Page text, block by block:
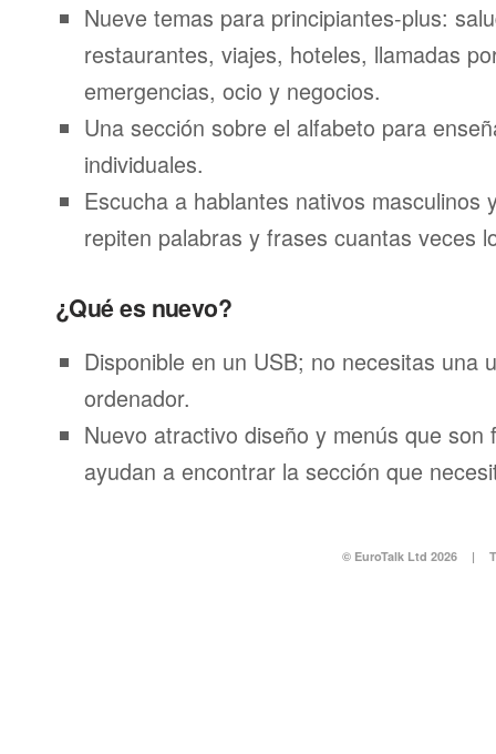
Nueve temas para principiantes-plus:
restaurantes, viajes, hoteles, llamadas
emergencias, ocio y negocios.
Una sección sobre el alfabeto para
individuales.
Escucha a hablantes nativos masculinos
repiten palabras y frases cuantas veces
¿Qué es nuevo?
Disponible en un USB; no necesitas una
ordenador.
Nuevo atractivo diseño y menús que son
ayudan a encontrar la sección que
© EuroTalk Ltd 2026 |